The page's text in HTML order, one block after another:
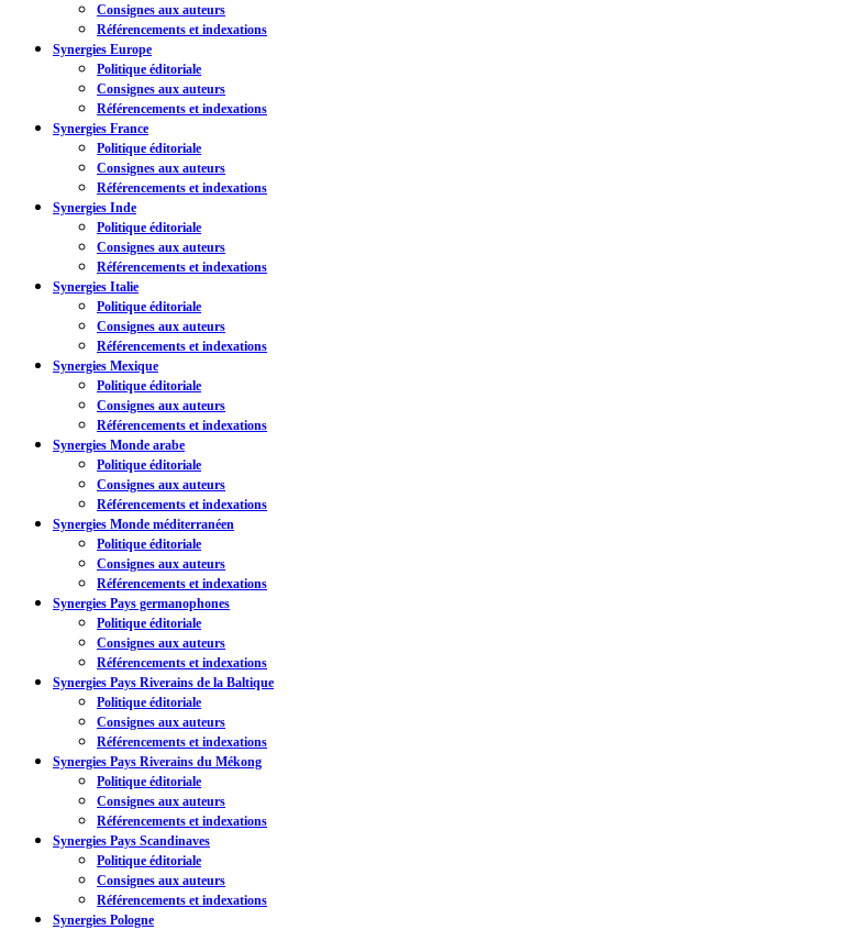
Consignes aux auteurs
Référencements et indexations
Synergies Europe
Politique éditoriale
Consignes aux auteurs
Référencements et indexations
Synergies France
Politique éditoriale
Consignes aux auteurs
Référencements et indexations
Synergies Inde
Politique éditoriale
Consignes aux auteurs
Référencements et indexations
Synergies Italie
Politique éditoriale
Consignes aux auteurs
Référencements et indexations
Synergies Mexique
Politique éditoriale
Consignes aux auteurs
Référencements et indexations
Synergies Monde arabe
Politique éditoriale
Consignes aux auteurs
Référencements et indexations
Synergies Monde méditerranéen
Politique éditoriale
Consignes aux auteurs
Référencements et indexations
Synergies Pays germanophones
Politique éditoriale
Consignes aux auteurs
Référencements et indexations
Synergies Pays Riverains de la Baltique
Politique éditoriale
Consignes aux auteurs
Référencements et indexations
Synergies Pays Riverains du Mékong
Politique éditoriale
Consignes aux auteurs
Référencements et indexations
Synergies Pays Scandinaves
Politique éditoriale
Consignes aux auteurs
Référencements et indexations
Synergies Pologne